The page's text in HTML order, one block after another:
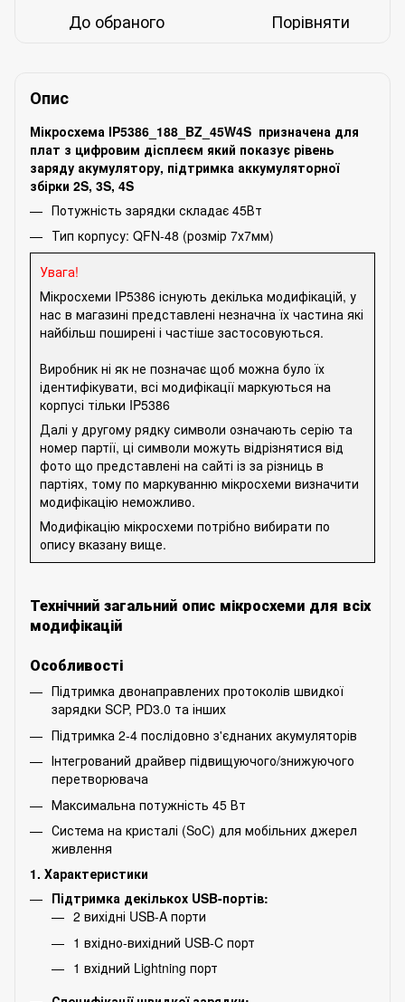
До обраного Порівняти
Опис
Мікросхема IP5386_188_BZ_45W4S призначена для
плат з цифровим дісплеєм який показує рівень
заряду акумулятору, підтримка аккумуляторної
збірки 2S, 3S, 4S
Потужність зарядки складає 45Вт
Тип корпусу: QFN-48 (розмір 7х7мм)
Увага!
Мікросхеми IP5386 існують декілька модифікацій, у
нас в магазині представлені незначна їх частина які
найбільш поширені і частіше застосовуються.
Виробник ні як не позначає щоб можна було їх
ідентифікувати, всі модифікації маркуються на
корпусі тільки IP5386
Далі у другому рядку символи означають серію та
номер партії, ці символи можуть відрізнятися від
фото що представлені на сайті із за різниць в
партіях, тому по маркуванню мікросхеми визначити
модифікацію неможливо.
Модифікацію мікросхеми потрібно вибирати по
опису вказану вище.
Технічний загальний опис мікросхеми для всіх
модифікацій
Особливості
Підтримка двонаправлених протоколів швидкої
зарядки SCP, PD3.0 та інших
Підтримка 2-4 послідовно з'єднаних акумуляторів
Інтегрований драйвер підвищуючого/знижуючого
перетворювача
Максимальна потужність 45 Вт
Система на кристалі (SoC) для мобільних джерел
живлення
1. Характеристики
Підтримка декількох USB-портів:
2 вихідні USB-A порти
1 вхідно-вихідний USB-C порт
1 вхідний Lightning порт